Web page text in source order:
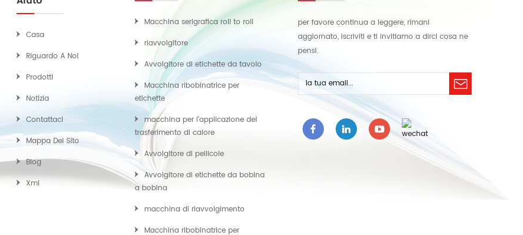
Casa
Riguardo A Noi
Prodotti
Notizia
Contattaci
Mappa Del Sito
Blog
Xml
Macchina serigrafica roll to roll
riavvolgitore
Avvolgitore di etichette da tavolo
Macchina ribobinatrice per
etichette
macchina per l'applicazione del
trasferimento di calore
Avvolgitore di pellicole
Avvolgitore di etichette da bobina
a bobina
macchina di riavvolgimento
Macchina ribobinatrice per
per favore continua a leggere, rimani
aggiornato, iscriviti e ti invitiamo a dirci cosa ne
pensi.